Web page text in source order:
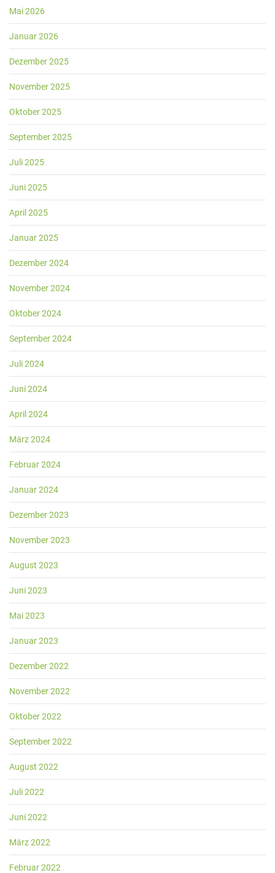
Mai 2026
Januar 2026
Dezember 2025
November 2025
Oktober 2025
September 2025
Juli 2025
Juni 2025
April 2025
Januar 2025
Dezember 2024
November 2024
Oktober 2024
September 2024
Juli 2024
Juni 2024
April 2024
März 2024
Februar 2024
Januar 2024
Dezember 2023
November 2023
August 2023
Juni 2023
Mai 2023
Januar 2023
Dezember 2022
November 2022
Oktober 2022
September 2022
August 2022
Juli 2022
Juni 2022
März 2022
Februar 2022